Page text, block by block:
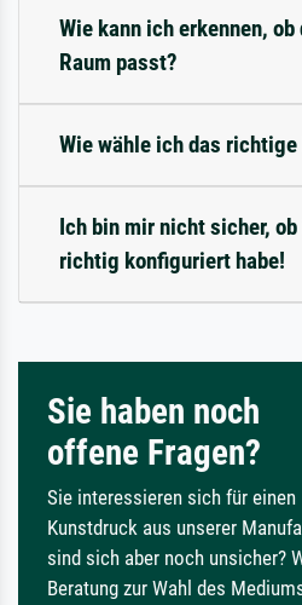
Wie kann ich erkennen,
Raum passt?
Wie wähle ich das richtige
Ich bin mir nicht sicher,
richtig konfiguriert habe!
Sie haben noch
offene Fragen?
Sie interessieren sich für einen
Kunstdruck aus unserer
sind sich aber noch unsicher?
Beratung zur Wahl des